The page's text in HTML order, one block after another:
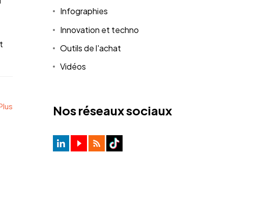
Infographies
Innovation et techno
Outils de l'achat
Vidéos
Nos réseaux sociaux